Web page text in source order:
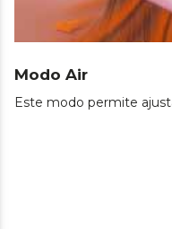
Modo Air
Este modo permite